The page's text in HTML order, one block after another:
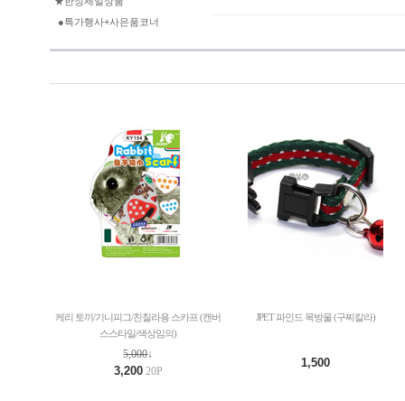
●특가행사+사은품코너
케리 토끼/기니피그/친칠라용 스카프 (캔버
스스타일/색상임의)
5,000↓
3,200 20P
JPET 파인드 목방울 (구찌칼라)
1,500